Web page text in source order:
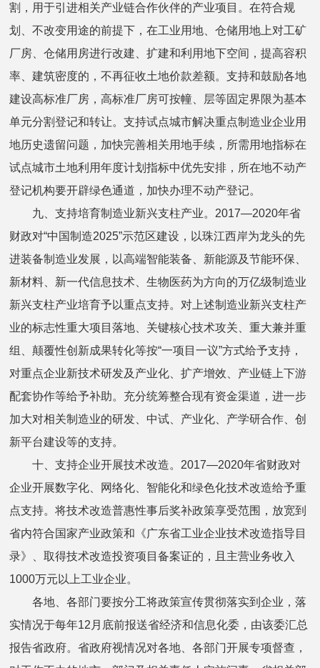
割，用于引进相关产业链合作伙伴的产业项目。在符合规
划、不改变用途的前提下，在工业用地、仓储用地上对工矿
厂房、仓储用房进行改建、扩建和利用地下空间，提高容积
率、建筑密度的，不再征收土地价款差额。支持和鼓励各地
建设高标准厂房，高标准厂房可按幢、层等固定界限为基本
单元分割登记和转让。支持试点城市解决重点制造业企业用
地历史遗留问题，加快完善相关用地手续，所需用地指标在
试点城市土地利用年度计划指标中优先安排，所在地不动产
登记机构要开辟绿色通道，加快办理不动产登记。
九、支持培育制造业新兴支柱产业。2017—2020年省
财政对“中国制造2025”示范区建设，以珠江西岸为龙头的先
进装备制造业发展，以高端智能装备、新能源及节能环保、
新材料、新一代信息技术、生物医药为方向的万亿级制造业
新兴支柱产业培育予以重点支持。对上述制造业新兴支柱产
业的标志性重大项目落地、关键核心技术攻关、重大兼并重
组、颠覆性创新成果转化等按“一项目一议”方式给予支持，
对重点企业新技术研发及产业化、扩产增效、产业链上下游
配套协作等给予补助。充分统筹整合现有资金渠道，进一步
加大对相关制造业的研发、中试、产业化、产学研合作、创
新平台建设等的支持。
十、支持企业开展技术改造。2017—2020年省财政对
企业开展数字化、网络化、智能化和绿色化技术改造给予重
点支持。将技术改造普惠性事后奖补政策享受范围，放宽到
省内符合国家产业政策和《广东省工业企业技术改造指导目
录》、取得技术改造投资项目备案证的，且主营业务收入
1000万元以上工业企业。
各地、各部门要按分工将政策宣传贯彻落实到企业，落
实情况于每年12月底前报送省经济和信息化委，由该委汇总
报告省政府。省政府视情况对各地、各部门开展专项督查，